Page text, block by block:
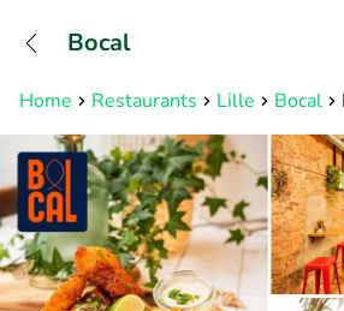
Home Restaurants Lille Bocal
Bocal